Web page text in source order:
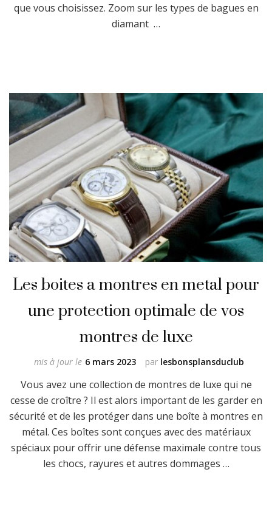
que vous choisissez. Zoom sur les types de bagues en
diamant …
Les boites a montres en metal pour
une protection optimale de vos
montres de luxe
par lesbonsplansduclub
mis à jour le 6 mars 2023
Vous avez une collection de montres de luxe qui ne
cesse de croître ? Il est alors important de les garder en
sécurité et de les protéger dans une boîte à montres en
métal. Ces boîtes sont conçues avec des matériaux
spéciaux pour offrir une défense maximale contre tous
les chocs, rayures et autres dommages …